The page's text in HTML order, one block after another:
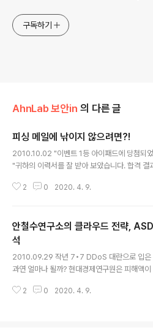
구독하기
AhnLab 보안in 의 다른 글
피싱 메일에 낚이지 않으려면?!
2010.10.02 "이벤트 1등 아이패드에 당첨되
"귀하의 이력서를 잘 받아 보았습니다. 합격 결
있을 것입니다. 이때 아무런 의심없이 이벤트 선
보와 금융 거래 내역이 유출될 수 있습니다. 많
피싱 메일을 자주 받습니다. 대부분은 보통 영어
어서 피싱 메일이라는 것을 눈치채기 쉬운데 요
로 되어 있는 것도 종종 있어서 내용을 보지 않
일인지 알 수 없는 경우도 있습니다. 게다가 대
요 포털 사이트의 이메일처럼 보내서 많은 이들
2 0 2020. 4. 9.
안철수연구소의 클라우드 전략,
석
2010.09.29 작년 7•7 DDoS 대란으로 입은
과연 얼마나 될까? 현대경제연구원은 피해액
난 2003년 발생한 1•25 인터넷대란 피해액은
2 0 2020. 4. 9.